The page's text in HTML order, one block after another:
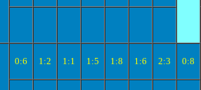
0:6 1:2 1:1 1:5 1:8 1:6 2:3 0:8